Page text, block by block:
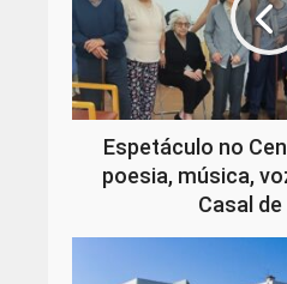
Espetáculo no
poesia, música,
Casal de